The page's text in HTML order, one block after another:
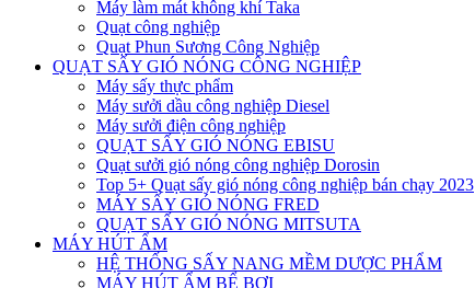
Máy làm mát không khí Taka
Quạt công nghiệp
Quạt Phun Sương Công Nghiệp
QUẠT SẤY GIÓ NÓNG CÔNG NGHIỆP
Máy sấy thực phẩm
Máy sưởi dầu công nghiệp Diesel
Máy sưởi điện công nghiệp
QUẠT SẤY GIÓ NÓNG EBISU
Quạt sưởi gió nóng công nghiệp Dorosin
Top 5+ Quạt sấy gió nóng công nghiệp bán chạy 2023
MÁY SẤY GIÓ NÓNG FRED
QUẠT SẤY GIÓ NÓNG MITSUTA
MÁY HÚT ẨM
HỆ THỐNG SẤY NANG MỀM DƯỢC PHẨM
MÁY HÚT ẨM BỂ BƠI